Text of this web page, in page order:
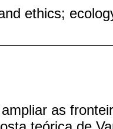
ethics;
as